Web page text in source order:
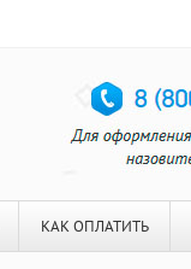
КАК ОПЛАТИТЬ